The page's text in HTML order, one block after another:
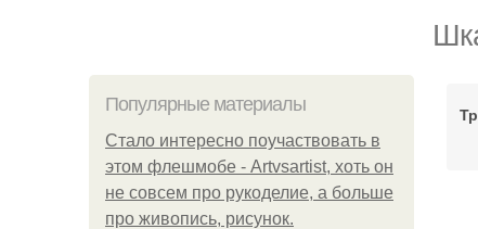
Популярные материалы
Стало интересно поучаствовать в
этом флешмобе - Artvsartist, хоть он
не совсем про рукоделие, а больше
про живопись, рисунок.